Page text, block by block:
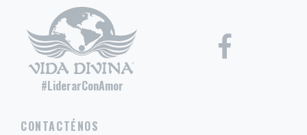
#LiderarConAmor
CONTACTÉNOS